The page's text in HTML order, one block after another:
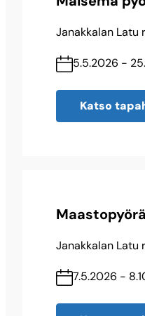
Janakkalan Latu
5.5.2026 -
Katso
Janakkalan Latu
7.5.2026 -